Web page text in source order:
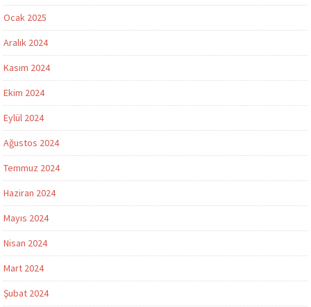
Ocak 2025
Aralık 2024
Kasım 2024
Ekim 2024
Eylül 2024
Ağustos 2024
Temmuz 2024
Haziran 2024
Mayıs 2024
Nisan 2024
Mart 2024
Şubat 2024